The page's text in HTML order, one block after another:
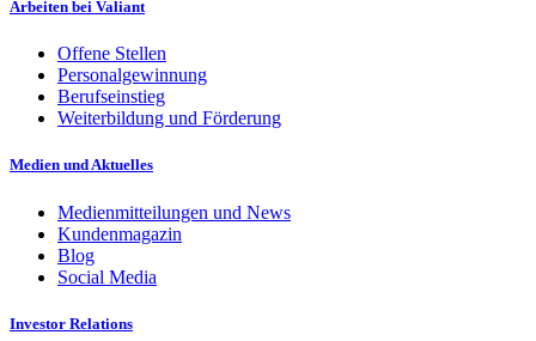
Arbeiten bei Valiant
Offene Stellen
Personalgewinnung
Berufseinstieg
Weiterbildung und Förderung
Medien und Aktuelles
Medienmitteilungen und News
Kundenmagazin
Blog
Social Media
Investor Relations